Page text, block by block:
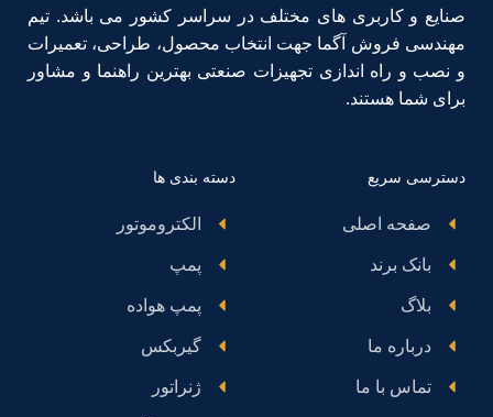
صنایع و کاربری های مختلف در سراسر کشور می باشد. تیم
مهندسی فروش آگما جهت انتخاب محصول، طراحی، تعمیرات
و نصب و راه اندازی تجهیزات صنعتی بهترین راهنما و مشاور
برای شما هستند.
دسترسی سریع
صفحه اصلی
بانک برند
بلاگ
درباره ما
تماس با ما
دسته بندی ها
الکتروموتور
پمپ
پمپ هواده
گیربکس
ژنراتور